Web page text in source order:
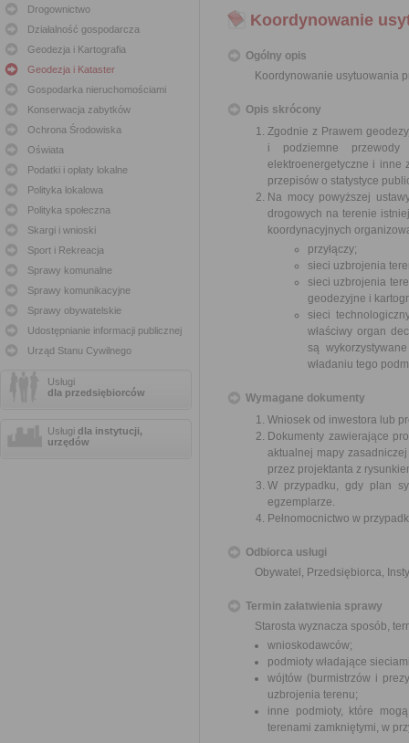
Drogownictwo
Działalność gospodarcza
Geodezja i Kartografia
Geodezja i Kataster
Gospodarka nieruchomościami
Konserwacja zabytków
Ochrona Środowiska
Oświata
Podatki i opłaty lokalne
Polityka lokalowa
Polityka społeczna
Skargi i wnioski
Sport i Rekreacja
Sprawy komunalne
Sprawy komunikacyjne
Sprawy obywatelskie
Udostępnianie informacji publicznej
Urząd Stanu Cywilnego
Usługi
dla przedsiębiorców
Usługi dla instytucji,
urzędów
Koordynowanie
Ogólny opis
Koordynowanie usytuowania
Opis skrócony
Zgodnie z Prawem
i podziemne przewody
elektroenergetyczne i inne
przepisów o statystyce
Na mocy powyższej
drogowych na terenie
koordynacyjnych
przyłączy;
sieci uzbrojenia
sieci uzbrojenia
geodezyjne i
sieci
właściwy organ
są
władaniu tego
Wymagane dokumenty
Wniosek od inwestora lub
Dokumenty zawierające
aktualnej mapy
przez projektanta z
W przypadku, gdy plan
egzemplarze.
Pełnomocnictwo w
Odbiorca usługi
Obywatel, Przedsiębiorca,
Termin załatwienia sprawy
Starosta wyznacza sposób,
wnioskodawców;
podmioty władające
wójtów (burmistrzów i
uzbrojenia terenu;
inne podmioty, które
terenami zamkniętymi, w